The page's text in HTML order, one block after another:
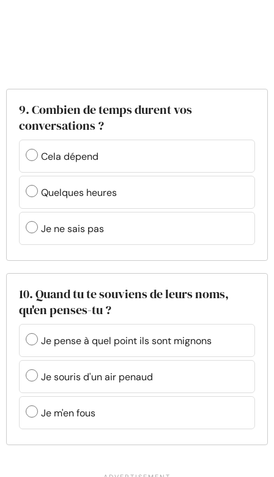
9. Combien de temps durent vos
conversations ?
Cela dépend
Quelques heures
Je ne sais pas
10. Quand tu te souviens de leurs noms,
qu'en penses-tu ?
Je pense à quel point ils sont mignons
Je souris d'un air penaud
Je m'en fous